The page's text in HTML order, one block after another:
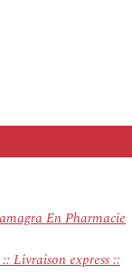
En Pharmacie
Livraison express ::